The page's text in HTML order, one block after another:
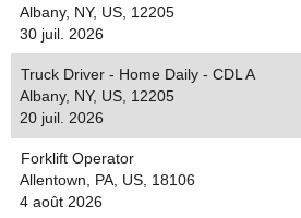
Albany, NY, US, 12205
30 juil. 2026
Truck Driver - Home Daily - CDL A
Albany, NY, US, 12205
20 juil. 2026
Forklift Operator
Allentown, PA, US, 18106
4 août 2026